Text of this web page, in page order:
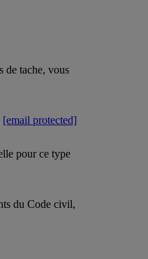
de tache, vous
[email protected]
pour ce type
du Code civil,